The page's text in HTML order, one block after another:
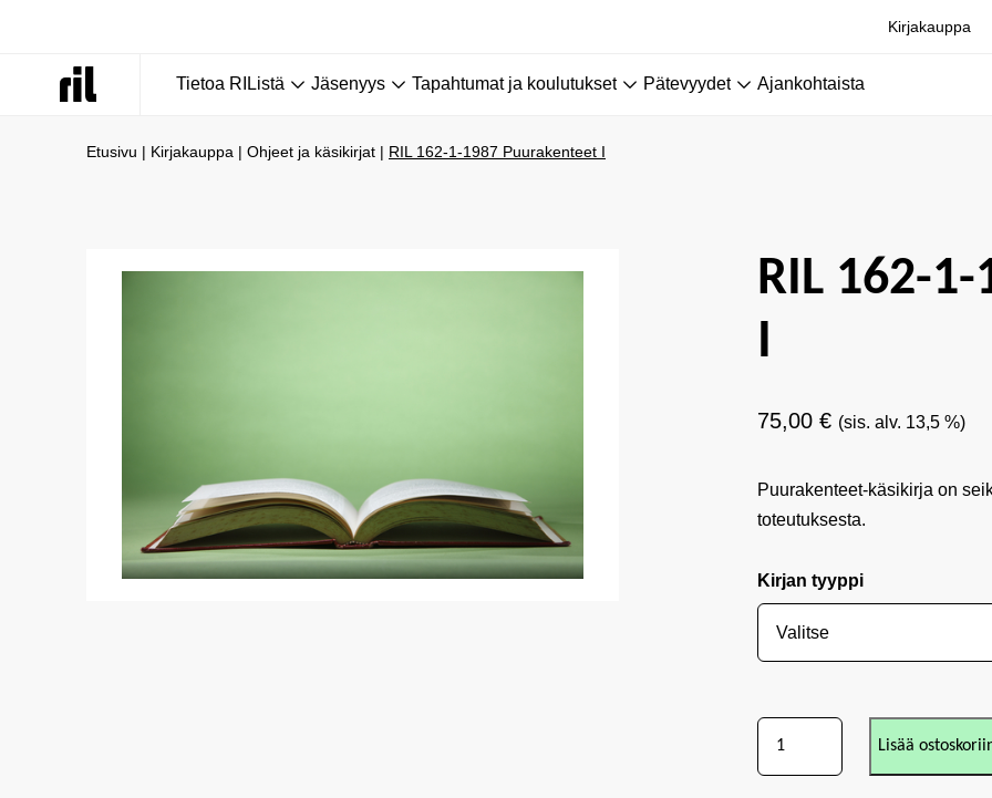
Kirjakauppa
Tietoa RIListä Jäsenyys Tapahtumat ja koulutukset Pätevyydet Ajankohtaista
Etusivu | Kirjakauppa | Ohjeet ja käsikirjat | RIL 162-1-1987 Puurakenteet I
RIL 162-
I
75,00 € (sis. alv. 13,5 %)
Puurakenteet-käsikirja on
toteutuksesta.
Kirjan tyyppi
Lisää